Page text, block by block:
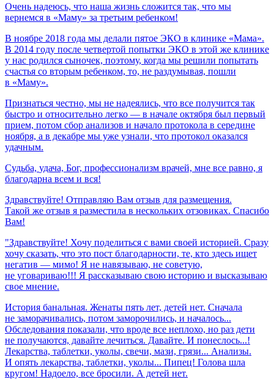
Очень надеюсь, что наша жизнь сложится так, что мы
вернемся в «Маму» за третьим ребенком!
В ноябре 2018 года мы делали пятое ЭКО в клинике «Мама».
В 2014 году после четвертой попытки ЭКО в этой же клинике
у нас родился сыночек, поэтому, когда мы решили попытать
счастья со вторым ребенком, то, не раздумывая, пошли
в «Маму».
Признаться честно, мы не надеялись, что все получится так
быстро и относительно легко — в начале октября был первый
прием, потом сбор анализов и начало протокола в середине
ноября, а в декабре мы уже узнали, что протокол оказался
удачным.
Судьба, удача, Бог, профессионализм врачей, мне все равно, я
благодарна всем и вся!
Здравствуйте! Отправляю Вам отзыв для размещения.
Такой же отзыв я разместила в нескольких отзовиках. Спасибо
Вам!
"Здравствуйте! Хочу поделиться с вами своей историей. Сразу
хочу сказать, что это пост благодарности, те, кто здесь ищет
негатив — мимо! Я не навязываю, не советую,
не уговариваю!!! Я рассказываю свою историю и высказываю
свое мнение.
История банальная. Женаты пять лет, детей нет. Сначала
не заморачивались, потом заморочились, и началось...
Обследования показали, что вроде все неплохо, но раз дети
не получаются, давайте лечиться. Давайте. И понеслось...!
Лекарства, таблетки, уколы, свечи, мази, грязи... Анализы.
И опять лекарства, таблетки, уколы... Пипец! Голова шла
кругом! Надоело, все бросили. А детей нет.